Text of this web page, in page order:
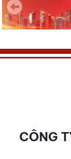
CÔNG